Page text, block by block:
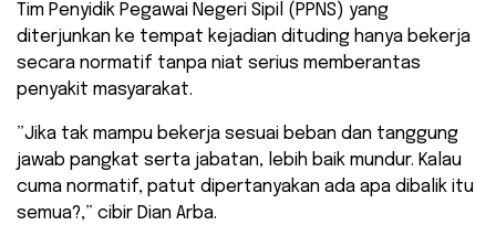
Tim Penyidik Pegawai Negeri Sipil (PPNS) yang
diterjunkan ke tempat kejadian dituding hanya bekerja
secara normatif tanpa niat serius memberantas
penyakit masyarakat.
​”Jika tak mampu bekerja sesuai beban dan tanggung
jawab pangkat serta jabatan, lebih baik mundur. Kalau
cuma normatif, patut dipertanyakan ada apa dibalik itu
semua?,” cibir Dian Arba.